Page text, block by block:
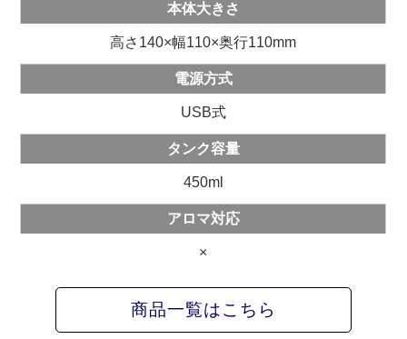
本体大きさ
高さ140×幅110×奥行110mm
電源方式
USB式
タンク容量
450ml
アロマ対応
×
商品一覧はこちら